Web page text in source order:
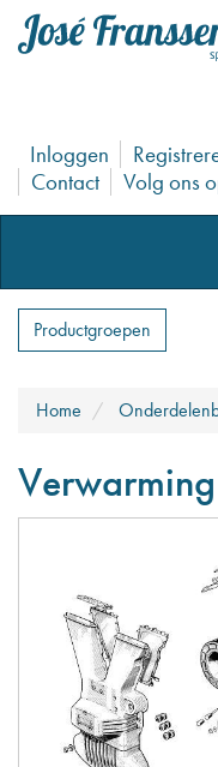
Inloggen
Contact
Volg ons
Productgroepen
Home
Verwarming